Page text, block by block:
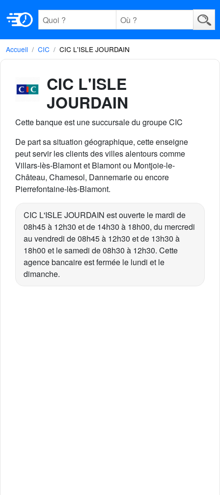
Accueil CIC CIC L'ISLE JOURDAIN
CIC L'ISLE
JOURDAIN
Cette banque est une succursale du groupe CIC
De part sa situation géographique, cette enseigne
peut servir les clients des villes alentours comme
Villars-lès-Blamont et Blamont ou Montjoie-le-
Château, Chamesol, Dannemarie ou encore
Pierrefontaine-lès-Blamont.
CIC L'ISLE JOURDAIN est ouverte le mardi de
08h45 à 12h30 et de 14h30 à 18h00, du mercredi
au vendredi de 08h45 à 12h30 et de 13h30 à
18h00 et le samedi de 08h30 à 12h30. Cette
agence bancaire est fermée le lundi et le
dimanche.